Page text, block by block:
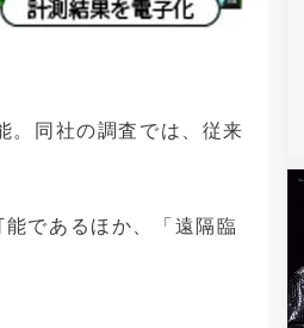
。同社の調査では、従来
であるほか、「遠隔臨